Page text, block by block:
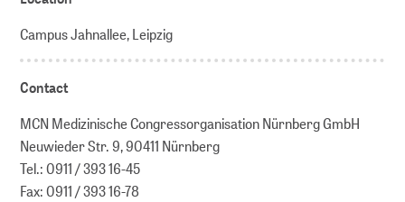
Campus Jahnallee, Leipzig
Contact
MCN Medizinische Congressorganisation Nürnberg GmbH
Neuwieder Str. 9, 90411 Nürnberg
Tel.: 0911 / 393 16-45
Fax: 0911 / 393 16-78